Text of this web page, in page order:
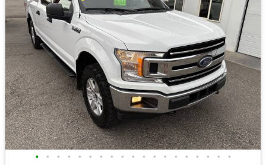
• • • • • • • • • • • • • • • • • • •